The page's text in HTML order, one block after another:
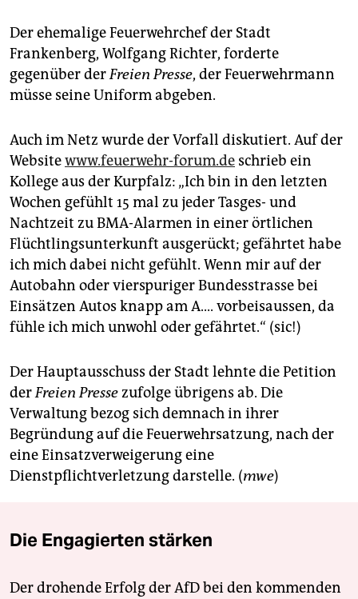
Der ehemalige Feuerwehrchef der Stadt
Frankenberg, Wolfgang Richter, forderte
gegenüber derFreien Presse, der Feuerwehrmann
müsse seine Uniform abgeben.
Auch im Netz wurde der Vorfall diskutiert. Auf der
Websitewww.feuerwehr-forum.de schrieb ein
Kollege aus der Kurpfalz: „Ich bin in den letzten
Wochen gefühlt 15 mal zu jeder Tasges- und
Nachtzeit zu BMA-Alarmen in einer örtlichen
Flüchtlingsunterkunft ausgerückt; gefährtet habe
ich mich dabei nicht gefühlt. Wenn mir auf der
Autobahn oder vierspuriger Bundesstrasse bei
Einsätzen Autos knapp am A.... vorbeisaussen, da
fühle ich mich unwohl oder gefährtet.“ (sic!)
Der Hauptausschuss der Stadt lehnte die Petition
derFreien Pressezufolge übrigens ab. Die
Verwaltung bezog sich demnach in ihrer
Begründung auf die Feuerwehrsatzung, nach der
eine Einsatzverweigerung eine
Dienstpflichtverletzung darstelle. (mwe)
Die Engagierten stärken
Der drohende Erfolg der AfD bei den kommenden